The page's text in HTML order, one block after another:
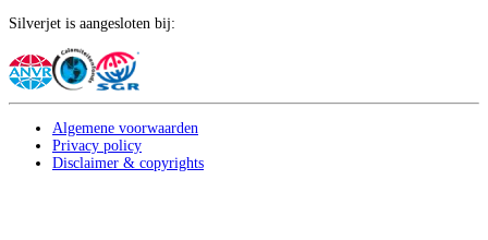
Silverjet is aangesloten bij:
Algemene voorwaarden
Privacy policy
Disclaimer & copyrights